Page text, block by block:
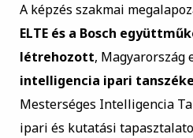
A képzés szakmai
ELTE és a Bosch
létrehozott, Magyarország
intelligencia ipari tanszéke
Mesterséges Intelligencia
ipari és kutatási